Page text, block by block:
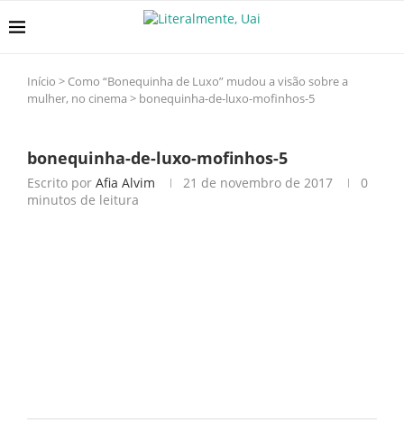
Início > Como “Bonequinha de Luxo” mudou a visão sobre a
mulher, no cinema > bonequinha-de-luxo-mofinhos-5
bonequinha-de-luxo-mofinhos-5
Escrito por Afia Alvim 21 de novembro de 2017
0
minutos de leitura